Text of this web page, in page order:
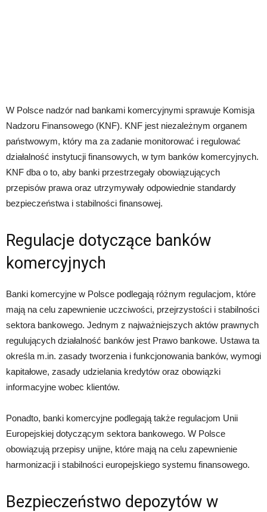
W Polsce nadzór nad bankami komercyjnymi sprawuje Komisja
Nadzoru Finansowego (KNF). KNF jest niezależnym organem
państwowym, który ma za zadanie monitorować i regulować
działalność instytucji finansowych, w tym banków komercyjnych.
KNF dba o to, aby banki przestrzegały obowiązujących
przepisów prawa oraz utrzymywały odpowiednie standardy
bezpieczeństwa i stabilności finansowej.
Regulacje dotyczące banków
komercyjnych
Banki komercyjne w Polsce podlegają różnym regulacjom, które
mają na celu zapewnienie uczciwości, przejrzystości i stabilności
sektora bankowego. Jednym z najważniejszych aktów prawnych
regulujących działalność banków jest Prawo bankowe. Ustawa ta
określa m.in. zasady tworzenia i funkcjonowania banków, wymogi
kapitałowe, zasady udzielania kredytów oraz obowiązki
informacyjne wobec klientów.
Ponadto, banki komercyjne podlegają także regulacjom Unii
Europejskiej dotyczącym sektora bankowego. W Polsce
obowiązują przepisy unijne, które mają na celu zapewnienie
harmonizacji i stabilności europejskiego systemu finansowego.
Bezpieczeństwo depozytów w